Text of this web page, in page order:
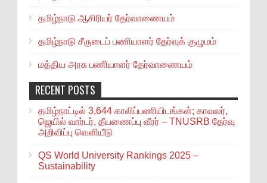
தமிழ்நாடு ஆசிரியர் தேர்வாணையம்
தமிழ்நாடு சீருடைப் பணியாளர் தேர்வுக் குழுமம்
மத்திய அரசு பணியாளர் தேர்வாணையம்
RECENT POSTS
தமிழ்நாட்டில் 3,644 காலிப்பணியிடங்கள்; காவலர்,
ஜெயில் வார்டர், தீயணைப்பு வீரர் – TNUSRB தேர்வு
அறிவிப்பு வெளியீடு
QS World University Rankings 2025 –
Sustainability